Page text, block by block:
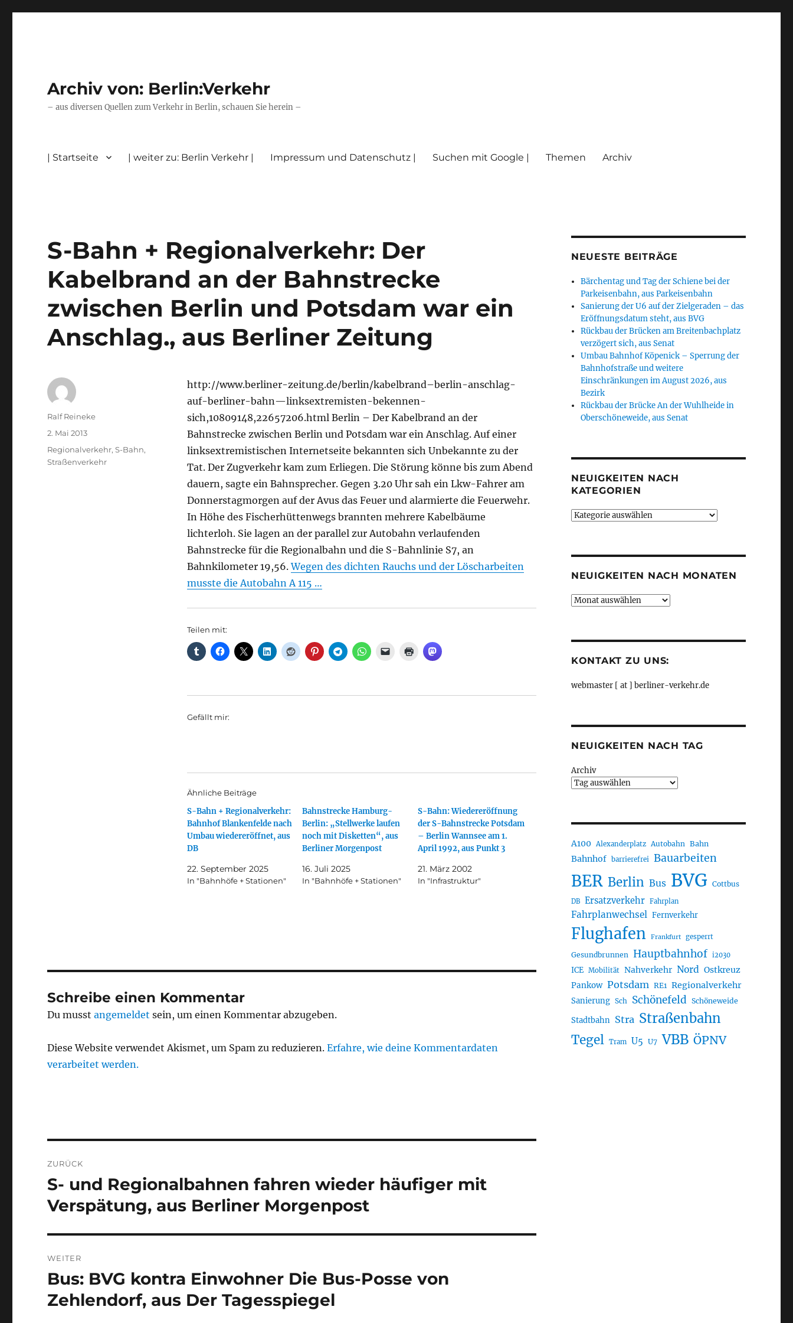
Archiv von: Berlin:Verkehr
– aus diversen Quellen zum Verkehr in Berlin, schauen Sie herein –
| Startseite | weiter zu: Berlin Verkehr | Impressum und Datenschutz | Suchen mit Google | Themen Archiv
S-Bahn + Regionalverkehr: Der
Kabelbrand an der Bahnstrecke
zwischen Berlin und Potsdam war ein
Anschlag., aus Berliner Zeitung
http://www.berliner-zeitung.de/berlin/kabelbrand–berlin-anschlag-
auf-berliner-bahn—linksextremisten-bekennen-
sich,10809148,22657206.html Berlin – Der Kabelbrand an der
Bahnstrecke zwischen Berlin und Potsdam war ein Anschlag. Auf einer
linksextremistischen Internetseite bekannten sich Unbekannte zu der
Tat. Der Zugverkehr kam zum Erliegen. Die Störung könne bis zum Abend
dauern, sagte ein Bahnsprecher. Gegen 3.20 Uhr sah ein Lkw-Fahrer am
Donnerstagmorgen auf der Avus das Feuer und alarmierte die Feuerwehr.
In Höhe des Fischerhüttenwegs brannten mehrere Kabelbäume
lichterloh. Sie lagen an der parallel zur Autobahn verlaufenden
Bahnstrecke für die Regionalbahn und die S-Bahnlinie S7, an
Bahnkilometer 19,56.Wegen des dichten Rauchs und der Löscharbeiten
musste die Autobahn A 115 …
Teilen mit:
Gefällt mir:
Ähnliche Beiträge
S-Bahn + Regionalverkehr:
Bahnhof Blankenfelde nach
Umbau wiedereröffnet, aus
DB
22. September 2025
In "Bahnhöfe + Stationen"
Bahnstrecke Hamburg-
Berlin: „Stellwerke laufen
noch mit Disketten“, aus
Berliner Morgenpost
16. Juli 2025
In "Bahnhöfe + Stationen"
S-Bahn: Wiedereröffnung
der S-Bahnstrecke Potsdam
– Berlin Wannsee am 1.
April 1992, aus Punkt 3
21. März 2002
In "Infrastruktur"
Autor
Ralf Reineke
Veröffentlicht
2. Mai 2013
Kategorien
Regionalverkehr,S-Bahn,
Straßenverkehr
Schreibe einen Kommentar
Du musstangemeldet sein, um einen Kommentar abzugeben.
Diese Website verwendet Akismet, um Spam zu reduzieren.Erfahre, wie deine Kommentardaten
verarbeitet werden.
ZURÜCK
Vorheriger
Beitrag:
S- und Regionalbahnen fahren wieder häufiger mit
Verspätung, aus Berliner Morgenpost
WEITER
Nächster
Beitrag:
Bus: BVG kontra Einwohner Die Bus-Posse von
Zehlendorf, aus Der Tagesspiegel
NEUESTE BEITRÄGE
Bärchentag und Tag der Schiene bei der
Parkeisenbahn, aus Parkeisenbahn
Sanierung der U6 auf der Zielgeraden – das
Eröffnungsdatum steht, aus BVG
Rückbau der Brücken am Breitenbachplatz
verzögert sich, aus Senat
Umbau Bahnhof Köpenick – Sperrung der
Bahnhofstraße und weitere
Einschränkungen im August 2026, aus
Bezirk
Rückbau der Brücke An der Wuhlheide in
Oberschöneweide, aus Senat
NEUIGKEITEN NACH
KATEGORIEN
Neuigkeiten
NEUIGKEITEN NACH MONATEN
Neuigkeiten
KONTAKT ZU UNS:
webmaster [ at ] berliner-verkehr.de
NEUIGKEITEN NACH TAG
Archiv
A100 Alexanderplatz Autobahn Bahn
Bahnhof barrierefrei Bauarbeiten
BER Berlin Bus BVG Cottbus
DB Ersatzverkehr Fahrplan
Fahrplanwechsel Fernverkehr
Flughafen Frankfurt gesperrt
Gesundbrunnen Hauptbahnhof i2030
ICE Mobilität Nahverkehr Nord Ostkreuz
Pankow Potsdam RE1 Regionalverkehr
Sanierung Sch Schönefeld Schöneweide
Stadtbahn Stra Straßenbahn
Tegel Tram U5 U7 VBB ÖPNV